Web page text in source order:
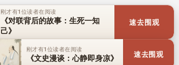
刚才有1位读者在阅读
《对联背后的故事：生死一知
己》
速去围观
刚才有1位读者在阅读
《文史漫谈：心静即身凉》 速去围观